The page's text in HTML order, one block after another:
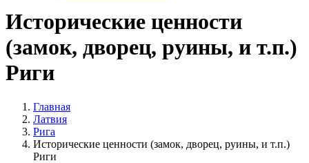
Исторические ценности
(замок, дворец, руины, и т.п.)
Риги
Главная
Латвия
Рига
Исторические ценности (замок, дворец, руины, и т.п.)
Риги